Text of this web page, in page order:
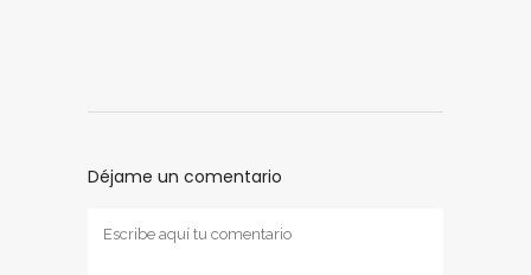
Déjame un comentario